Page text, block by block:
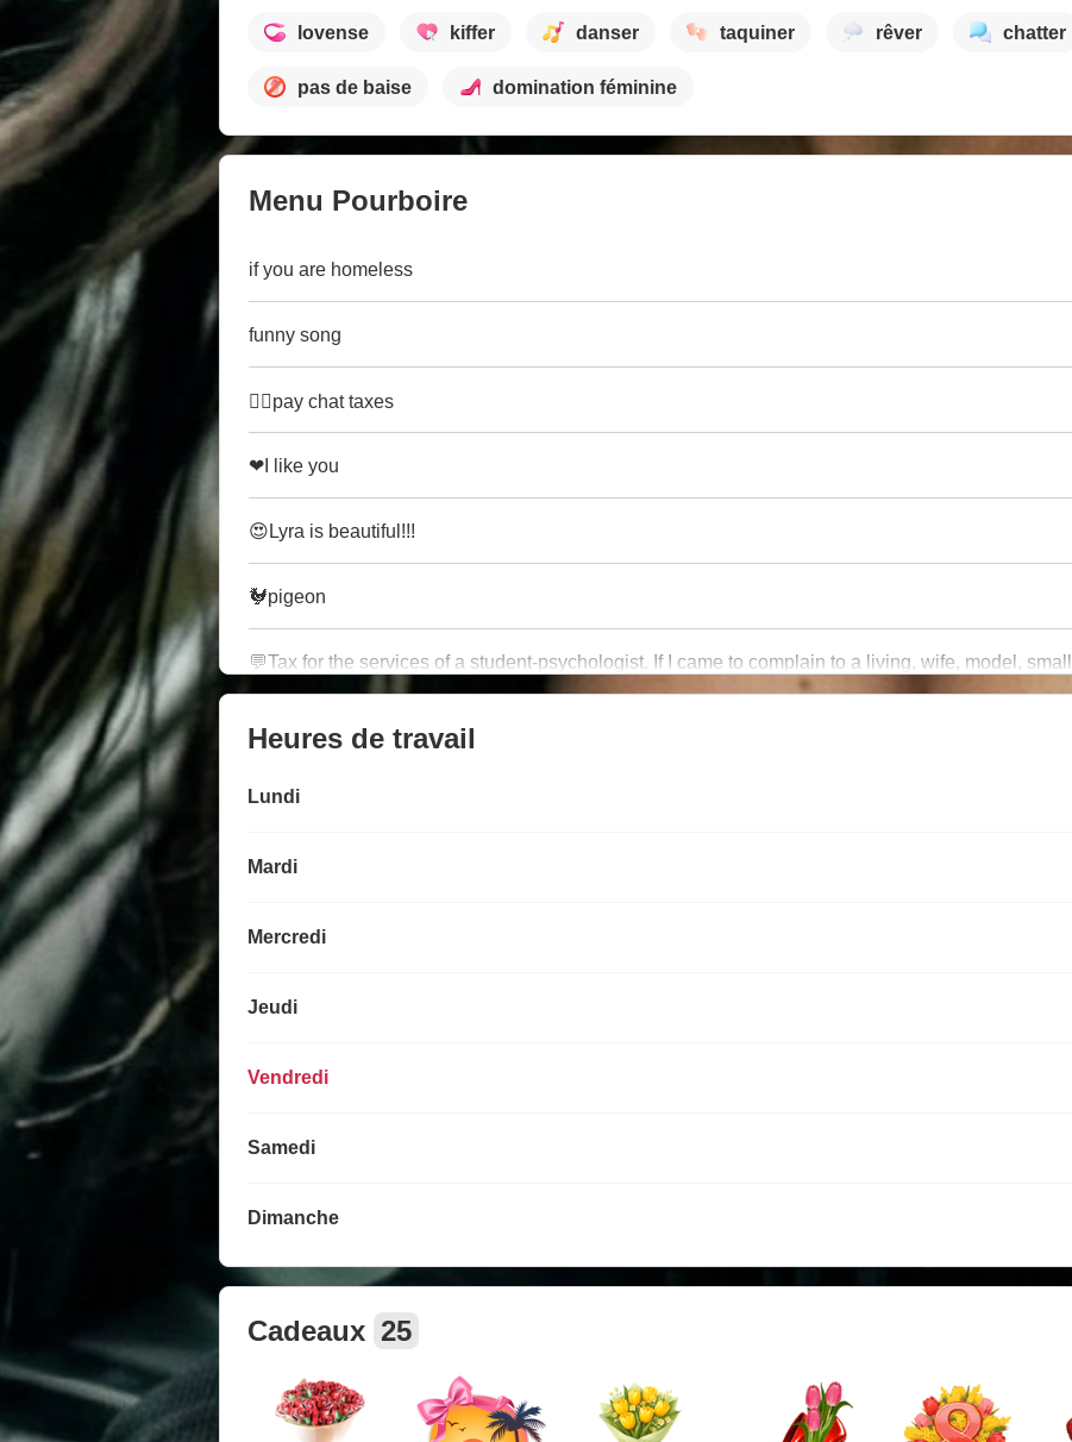
lovense kiffer danser taquiner rêver chatter
pas de baise domination féminine
Menu Pourboire
if you are homeless
funny song
🤷‍♀️pay chat taxes
❤I like you
😍Lyra is beautiful!!!
🐓pigeon
💬Tax for the services of a student-psychologist. If I came to complain to a living, wife, model,
Heures de travail
Lundi
Mardi
Mercredi
Jeudi
Vendredi
Samedi
Dimanche
Cadeaux 25